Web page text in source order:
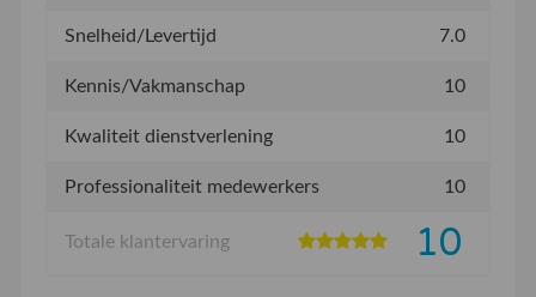
Snelheid/Levertijd 7.0
Kennis/Vakmanschap 10
Kwaliteit dienstverlening 10
Professionaliteit medewerkers 10
Totale klantervaring 10